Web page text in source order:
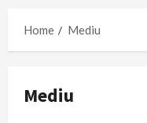
Home
Mediu
Mediu